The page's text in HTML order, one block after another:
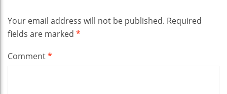
Your email address will not be published. Required
fields are marked *
Comment*